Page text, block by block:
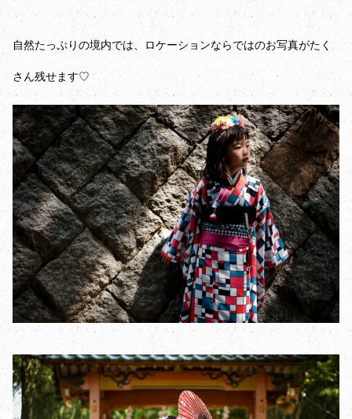
自然たっぷりの境内では、ロケーションならではのお写真がたく
さん残せます♡